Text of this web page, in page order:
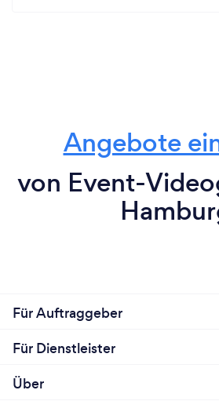
Angebote
von Event-
Für Auftraggeber
Für Dienstleister
Über